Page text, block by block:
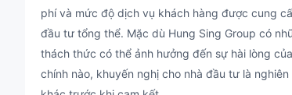
phí và mức độ dịch vụ khách hàng được cung
đầu tư tổng thể. Mặc dù Hung Sing Group có
thách thức có thể ảnh hưởng đến sự hài lòng
chính nào, khuyến nghị cho nhà đầu tư là